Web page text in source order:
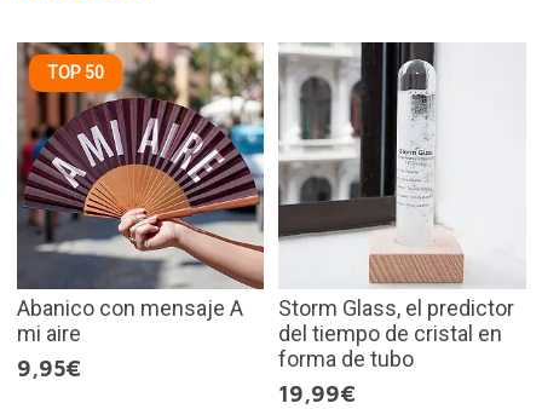
TOP 50
Abanico con mensaje A
mi aire
9,95€
Storm Glass, el predictor
del tiempo de cristal en
forma de tubo
19,99€